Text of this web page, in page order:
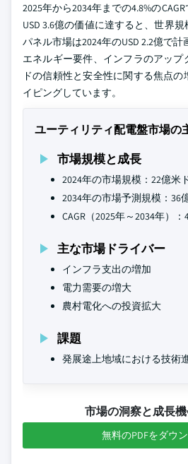
2025年から2034年までの4.8%の
USD 3.6億の価値に達すると、世界
パネル市場は2024年のUSD 2.2億で
エネルギー要件、インフラのアップ
ドの信頼性と安全性に関する焦点
イピングしています。
ユーティリティ配電盤市場の
市場規模と成長
2024年の市場規模：22億米
2034年の市場予測規模：36
CAGR（2025年～2034年）：
主な市場ドライバー
インフラ支出の増加
電力需要の増大
農村電化への投資拡大
課題
発展途上地域における技術
市場の洞察と成長
無料のPDFをダウ